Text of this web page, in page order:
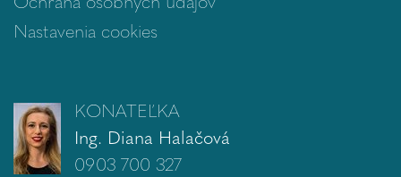
Nastavenia cookies
KONATEĽKA
Ing. Diana Halačová
0903 700 327